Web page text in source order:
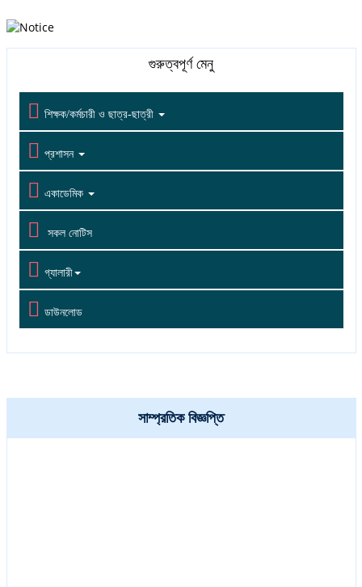
গুরুত্বপূর্ণ মেনু
 শিক্ষক/কর্মচারী ও ছাত্র-ছাত্রী
 প্রশাসন
 একাডেমিক
 সকল নোটিস
 গ্যালারী
 ডাউনলোড
সাম্প্রতিক বিজ্ঞপ্তি